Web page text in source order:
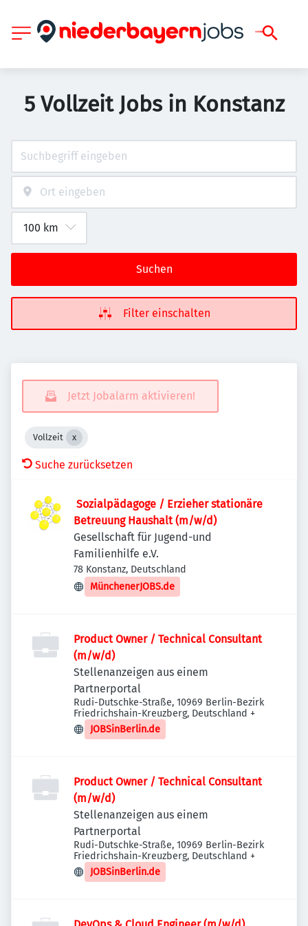
5 Vollzeit Jobs in Konstanz
Suchen
Filter einschalten
Jetzt Jobalarm aktivieren!
Vollzeit
Suche zurücksetzen
Betreuung Haushalt (m/w/d)
Gesellschaft für Jugend-und
Familienhilfe e.V.
78 Konstanz, Deutschland
MünchenerJOBS.de
Product Owner / Technical Consultant
(m/w/d)
Stellenanzeigen aus einem
Partnerportal
Rudi-Dutschke-Straße, 10969 Berlin-Bezirk
Friedrichshain-Kreuzberg, Deutschland +
JOBSinBerlin.de
Product Owner / Technical Consultant
(m/w/d)
Stellenanzeigen aus einem
Partnerportal
Rudi-Dutschke-Straße, 10969 Berlin-Bezirk
Friedrichshain-Kreuzberg, Deutschland +
JOBSinBerlin.de